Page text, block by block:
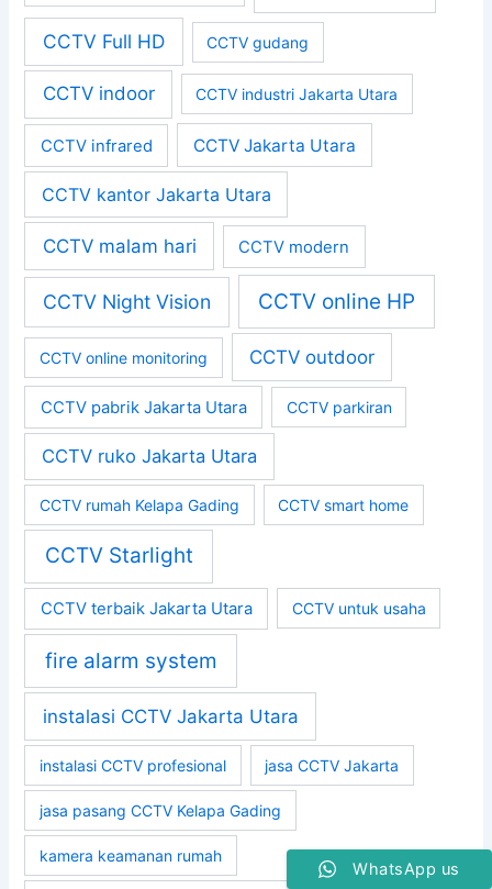
CCTV Full HD CCTV gudang
CCTV indoor CCTV industri Jakarta Utara
CCTV infrared CCTV Jakarta Utara
CCTV kantor Jakarta Utara
CCTV malam hari CCTV modern
CCTV Night Vision CCTV online HP
CCTV online monitoring CCTV outdoor
CCTV pabrik Jakarta Utara CCTV parkiran
CCTV ruko Jakarta Utara
CCTV rumah Kelapa Gading CCTV smart home
CCTV Starlight
CCTV terbaik Jakarta Utara CCTV untuk usaha
fire alarm system
instalasi CCTV Jakarta Utara
instalasi CCTV profesional jasa CCTV Jakarta
jasa pasang CCTV Kelapa Gading
kamera keamanan rumah
WhatsApp us